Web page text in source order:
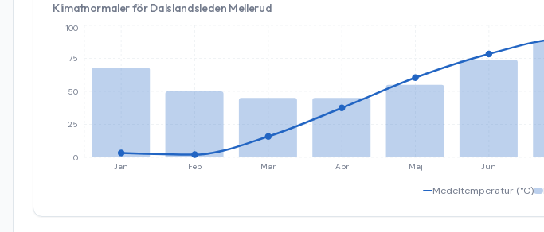
Klimatnormaler förDalslandsleden Mellerud
Jan Feb Mar Apr Maj Jun
0
25
50
75
100
Medeltemperatur (°C)